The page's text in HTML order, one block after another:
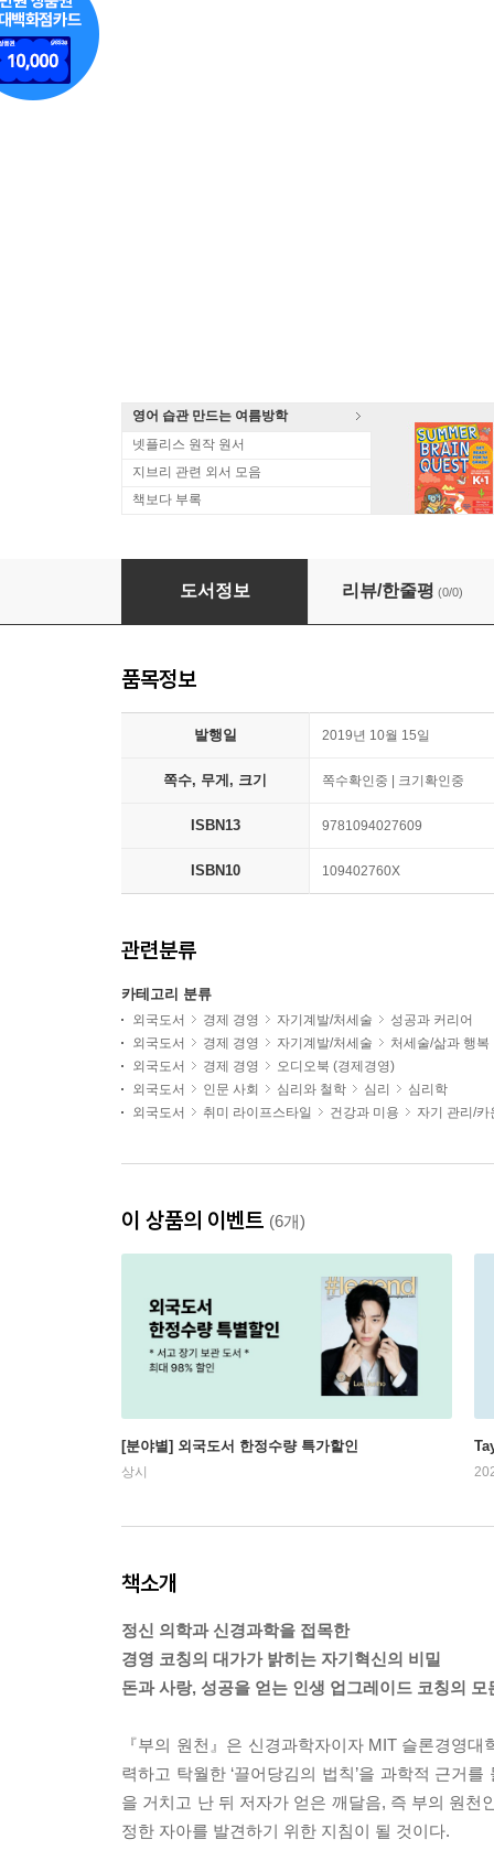
영어 습관 만드는 여름방학
넷플리스 원작 원서
지브리 관련 외서 모음
책보다 부록
The Source Lib/E: The Secrets of the
도서정보 리뷰/한줄평 (0/0)
품목정보
발행일 2019년 10월 15일
쪽수, 무게, 크기 쪽수확인중 | 크기확인중
ISBN13 9781094027609
ISBN10 109402760X
관련분류
카테고리 분류
외국도서 경제 경영 자기계발/처세술
성공과 커리어
외국도서
경제 경영 자기계발/처세술
처세술/삶과 행복
외국도서
경제 경영
오디오북 (경제경영)
외국도서
인문 사회 심리와 철학 심리
심리학
외국도서
취미 라이프스타일 건강과 미용 자기 관리/카
이 상품의 이벤트 (6개)
[분야별] 외국도서 한정수량 특가할인
상시
책소개
정신 의학과 신경과학을 접목한
경영 코칭의 대가가 밝히는 자기혁신의 비밀
돈과 사랑, 성공을 얻는 인생 업그레이드 코칭의 모
『부의 원천』은 신경과학자이자 MIT 슬론경영
력하고 탁월한 ‘끌어당김의 법칙’을 과학적 근거
을 거치고 난 뒤 저자가 얻은 깨달음, 즉 부의 원천
정한 자아를 발견하기 위한 지침이 될 것이다.